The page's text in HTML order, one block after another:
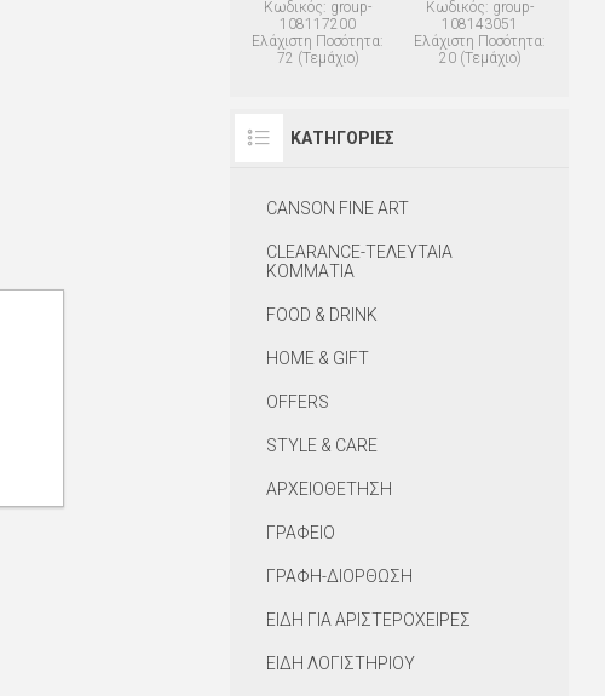
Κωδικός: group-
108117200
Ελάχιστη Ποσότητα:
72 (Τεμάχιο)
Κωδικός: group-
108143051
Ελάχιστη Ποσότητα:
20 (Τεμάχιο)
ΚΑΤΗΓΟΡΊΕΣ
CANSON FINE ART
CLEARANCE-ΤΕΛΕΥΤΑΙΑ
ΚΟΜΜΑΤΙΑ
FOOD & DRINK
HOME & GIFT
OFFERS
STYLE & CARE
ΑΡΧΕΙΟΘΕΤΗΣΗ
ΓΡΑΦΕΙΟ
ΓΡΑΦΗ-ΔΙΟΡΘΩΣΗ
ΕΙΔΗ ΓΙΑ ΑΡΙΣΤΕΡΟΧΕΙΡΕΣ
ΕΙΔΗ ΛΟΓΙΣΤΗΡΙΟΥ